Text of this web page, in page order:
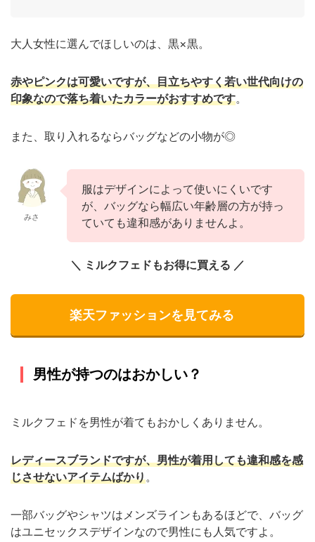
大人女性に選んでほしいのは、黒×黒。
赤やピンクは可愛いですが、目立ちやすく若い世代向けの
印象なので落ち着いたカラーがおすすめです。
また、取り入れるならバッグなどの小物が◎
みさ
服はデザインによって使いにくいです
が、バッグなら幅広い年齢層の方が持っ
ていても違和感がありませんよ。
＼ ミルクフェドもお得に買える ／
楽天ファッションを見てみる
男性が持つのはおかしい？
ミルクフェドを男性が着てもおかしくありません。
レディースブランドですが、男性が着用しても違和感を感
じさせないアイテムばかり。
一部バッグやシャツはメンズラインもあるほどで、バッグ
はユニセックスデザインなので男性にも人気ですよ。